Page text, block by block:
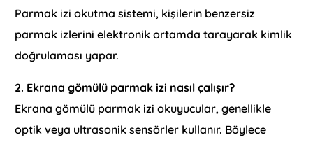
Parmak izi okutma sistemi, kişilerin benzersiz
parmak izlerini elektronik ortamda tarayarak kimlik
doğrulaması yapar.
2. Ekrana gömülü parmak izi nasıl çalışır?
Ekrana gömülü parmak izi okuyucular, genellikle
optik veya ultrasonik sensörler kullanır. Böylece